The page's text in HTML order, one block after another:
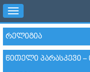
Toggle
navigation
ᲠᲔᲚᲘᲒᲘᲐ
ᲬᲘᲗᲔᲚᲘ ᲞᲐᲠᲐᲡᲙᲔᲕᲘ –